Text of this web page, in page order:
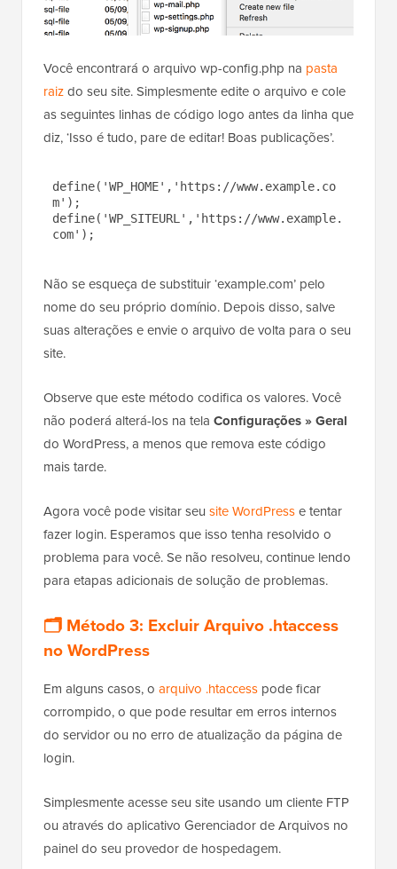
Você encontrará o arquivo wp-config.php na pasta
raizdo seu site. Simplesmente edite o arquivo e cole
as seguintes linhas de código logo antes da linha que
diz, ‘Isso é tudo, pare de editar! Boas publicações’.
define('WP_HOME','https://www.example.co
m');
define('WP_SITEURL','https://www.example.
com');
Não se esqueça de substituir ‘example.com’ pelo
nome do seu próprio domínio. Depois disso, salve
suas alterações e envie o arquivo de volta para o seu
site.
Observe que este método codifica os valores. Você
não poderá alterá-los na tela Configurações » Geral
do WordPress, a menos que remova este código
mais tarde.
Agora você pode visitar seu site WordPresse tentar
fazer login. Esperamos que isso tenha resolvido o
problema para você. Se não resolveu, continue lendo
para etapas adicionais de solução de problemas.
🗂️ Método 3: Excluir Arquivo .htaccess
no WordPress
Em alguns casos, o arquivo .htaccess pode ficar
corrompido, o que pode resultar em erros internos
do servidor ou no erro de atualização da página de
login.
Simplesmente acesse seu site usando um cliente FTP
ou através do aplicativo Gerenciador de Arquivos no
painel do seu provedor de hospedagem.